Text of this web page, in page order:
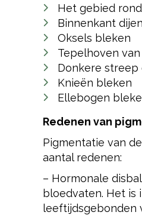
Het gebied
Binnenkant
Oksels bleken
Tepelhoven
Donkere
Knieën bleken
Ellebogen
Redenen van
Pigmentatie van
aantal redenen:
– Hormonale
bloedvaten. Het is
leeftijdsgebonden